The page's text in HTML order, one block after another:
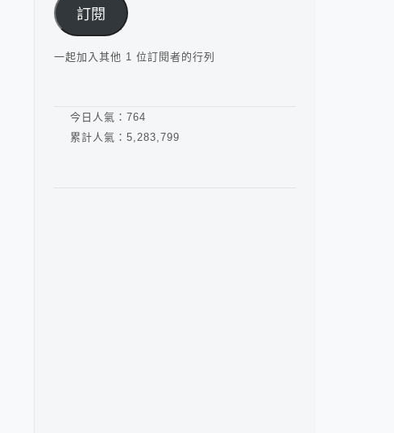
件
地
址
訂閱
一起加入其他 1 位訂閱者的行列
今日人氣： 764
累計人氣： 5,283,799